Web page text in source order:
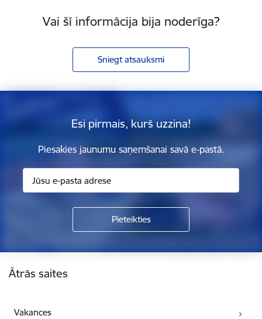
Vai šī informācija bija noderīga?
Sniegt atsauksmi
Esi pirmais, kurš uzzina!
Piesakies jaunumu saņemšanai savā e-pastā.
Ātrās saites
Vakances